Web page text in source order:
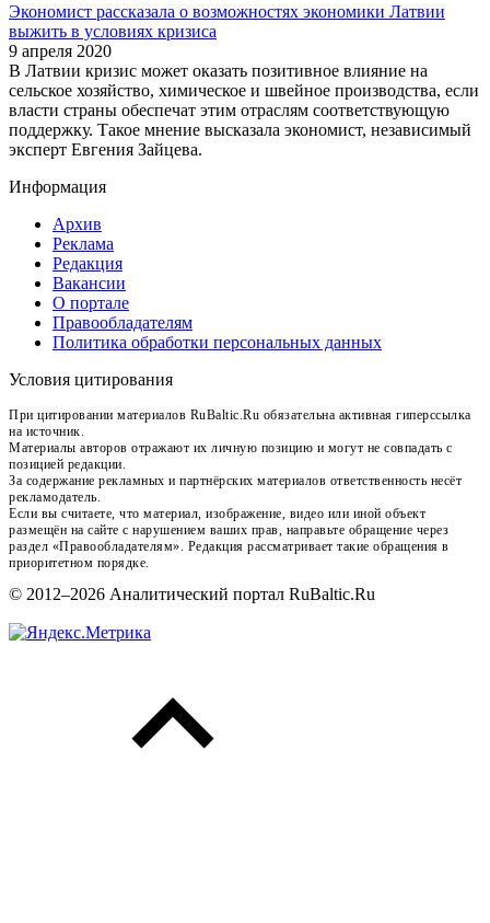
Экономист рассказала о возможностях экономики Латвии
выжить в условиях кризиса
9 апреля 2020
В Латвии кризис может оказать позитивное влияние на
сельское хозяйство, химическое и швейное производства, если
власти страны обеспечат этим отраслям соответствующую
поддержку. Такое мнение высказала экономист, независимый
эксперт Евгения Зайцева.
Информация
Архив
Реклама
Редакция
Вакансии
О портале
Правообладателям
Политика обработки персональных данных
Условия цитирования
При цитировании материалов RuBaltic.Ru обязательна активная гиперссылка
на источник.
Материалы авторов отражают их личную позицию и могут не совпадать с
позицией редакции.
За содержание рекламных и партнёрских материалов ответственность несёт
рекламодатель.
Если вы считаете, что материал, изображение, видео или иной объект
размещён на сайте с нарушением ваших прав, направьте обращение через
раздел «Правообладателям». Редакция рассматривает такие обращения в
приоритетном порядке.
© 2012–2026 Аналитический портал RuBaltic.Ru